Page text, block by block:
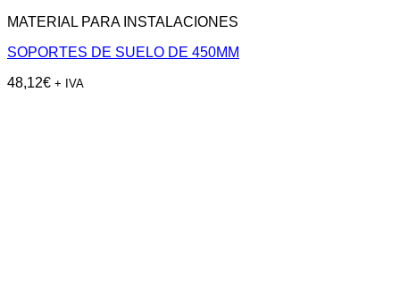
MATERIAL PARA INSTALACIONES
SOPORTES DE SUELO DE 450MM
48,12€ + IVA